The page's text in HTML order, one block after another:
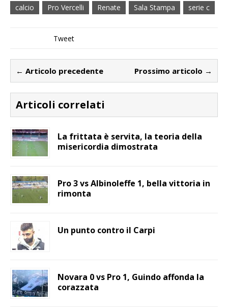
calcio Pro Vercelli Renate Sala Stampa serie c
Tweet
← Articolo precedente Prossimo articolo →
Articoli correlati
La frittata è servita, la teoria della
misericordia dimostrata
Pro 3 vs Albinoleffe 1, bella vittoria in
rimonta
Un punto contro il Carpi
Novara 0 vs Pro 1, Guindo affonda la
corazzata